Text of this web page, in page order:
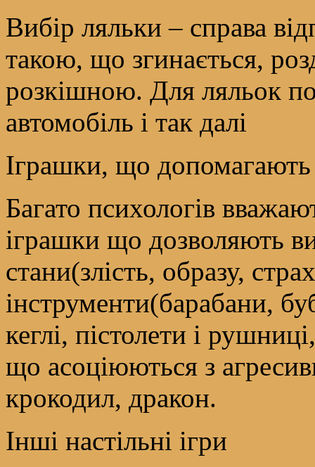
Вибір ляльки – справа
такою, що згинається,
розкішною. Для ляльок
автомобіль і так далі
Іграшки, що допомагають
Багато психологів
іграшки що дозволяють
стани(злість, образу,
інструменти(барабани,
кеглі, пістолети і
що асоціюються з
крокодил, дракон.
Інші настільні ігри